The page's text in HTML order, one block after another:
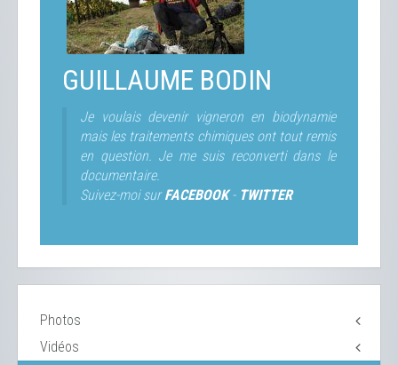
GUILLAUME BODIN
Je voulais devenir vigneron en biodynamie
mais les traitements chimiques ont tout remis
en question. Je me suis reconverti dans le
documentaire.
Suivez-moi surFACEBOOK- TWITTER
Photos
Vidéos